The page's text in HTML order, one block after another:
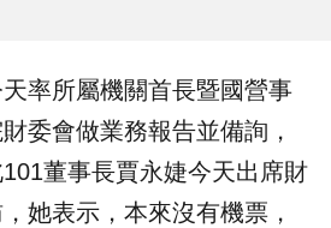
率所屬機關首長暨國營事
財委會做業務報告並備詢 ，
董事長賈永婕今天出席財
她表示，本來沒有機票，